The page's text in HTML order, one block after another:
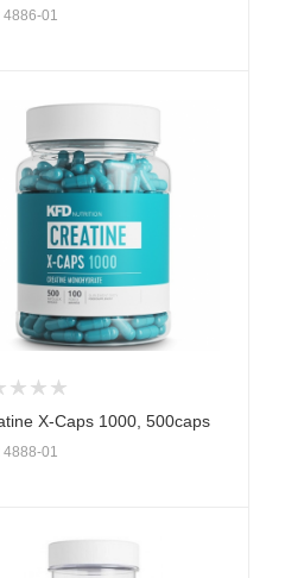
4886-01
X-Caps 1000, 500caps
4888-01